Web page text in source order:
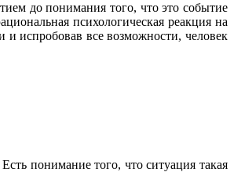
до понимания того, что это событие
психологическая реакция на
испробовав все возможности, человек
понимание того, что ситуация такая